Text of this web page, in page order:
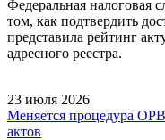
Федеральная налоговая
том, как подтвердить
представила рейтинг
адресного реестра.
23 июля 2026
Меняется процедура
актов